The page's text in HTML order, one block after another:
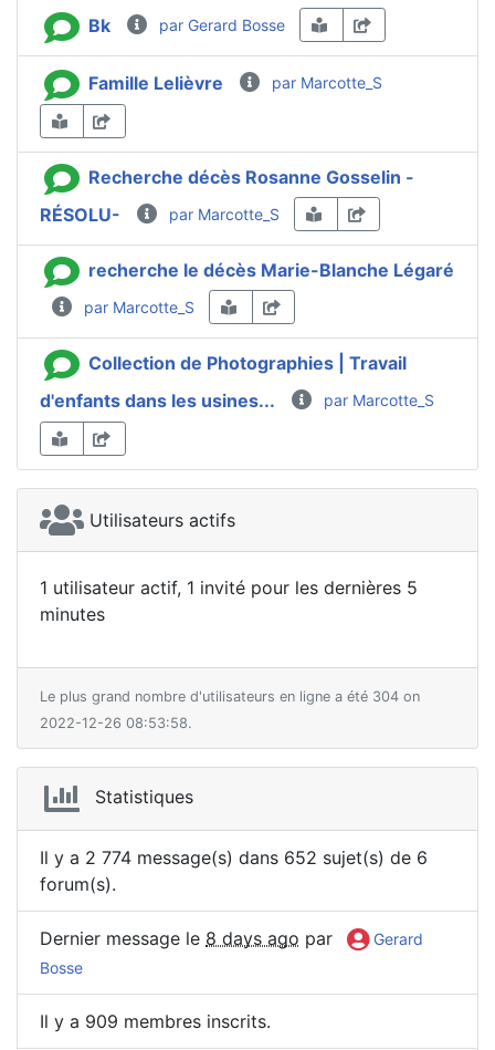
Bk par Gerard Bosse
Famille Lelièvre par Marcotte_S
Recherche décès Rosanne Gosselin -
RÉSOLU-
par Marcotte_S
recherche le décès Marie-Blanche Légaré
par Marcotte_S
Collection de Photographies | Travail
d'enfants dans les usines...
par Marcotte_S
Utilisateurs actifs
1 utilisateur actif, 1 invité pour les dernières 5
minutes
Le plus grand nombre d'utilisateurs en ligne a été 304 on
2022-12-26 08:53:58.
Statistiques
Il y a 2 774 message(s) dans 652 sujet(s) de 6
forum(s).
Dernier message le 8 days ago par
Gerard
Bosse
Il y a 909 membres inscrits.